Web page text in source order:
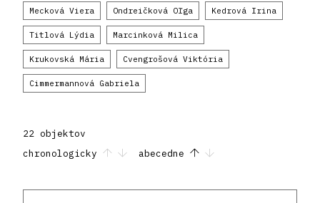
Mecková Viera Ondreičková Oľga Kedrová Irina
Titlová Lýdia Marcinková Milica
Krukovská Mária Cvengrošová Viktória
Cimmermannová Gabriela
22 objektov
chronologicky
abecedne